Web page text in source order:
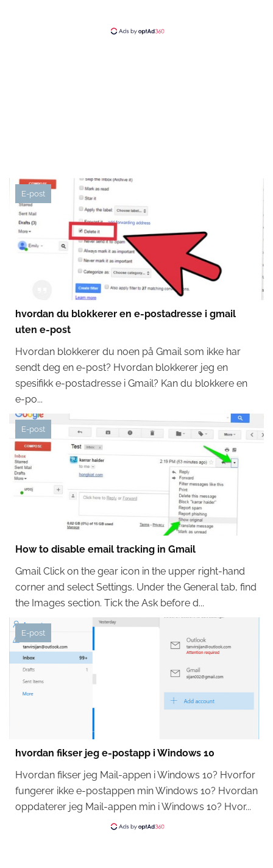
E-post
hvordan du blokkerer en e-postadresse i gmail
uten e-post
Hvordan blokkerer du noen på Gmail som ikke har
sendt deg en e-post? Hvordan blokkerer jeg en
spesifikk e-postadresse i Gmail? Kan du blokkere en
e-po...
E-post
How to disable email tracking in Gmail
Gmail Click on the gear icon in the upper right-hand
corner and select Settings. Under the General tab, find
the Images section. Tick the Ask before d...
E-post
hvordan fikser jeg e-postapp i Windows 10
Hvordan fikser jeg Mail-appen i Windows 10? Hvorfor
fungerer ikke e-postappen min Windows 10? Hvordan
oppdaterer jeg Mail-appen min i Windows 10? Hvor...